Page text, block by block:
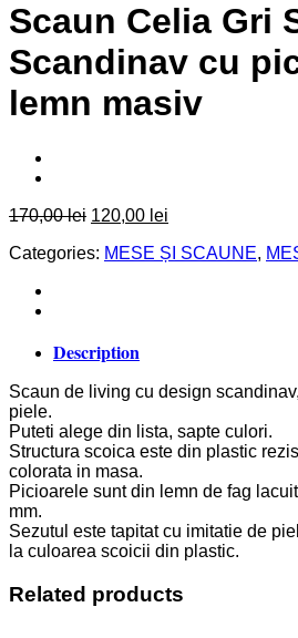
Scaun Celia Gri
Scandinav cu
lemn masiv
170,00lei Original
was:
120,00 lei
is:
Categories: MESE ȘI SCAUNE,
Description
Scaun de living cu design
piele.
Puteti alege din lista, sapte culori.
Structura scoica este din plastic
colorata in masa.
Picioarele sunt din lemn de fag
mm.
Sezutul este tapitat cu imitatie de
la culoarea scoicii din plastic.
Related products